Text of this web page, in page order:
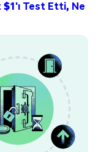
Test Etti, Ne